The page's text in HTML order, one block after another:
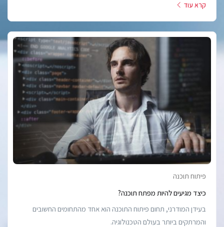
קרא עוד
פיתוח תוכנה
כיצד מגיעים להיות מפתח תוכנה?
בעידן המודרני, תחום פיתוח התוכנה הוא אחד מהתחומים החשובים
והמרתקים ביותר בעולם הטכנולוגיה.